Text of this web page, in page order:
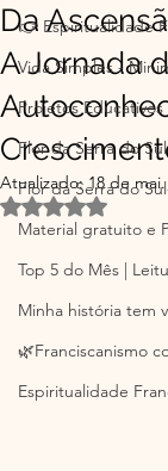
👉 Espiritualidade
Vida Simples -
Projetos Educativos
Flor da Serra do
Flor da Serra do
Material gratuito e
Top 5 do Mês |
Minha história tem
🌿Franciscanismo
Espiritualidade
Da
A Jornada
Atualizado:18 de mai.
Avaliado com